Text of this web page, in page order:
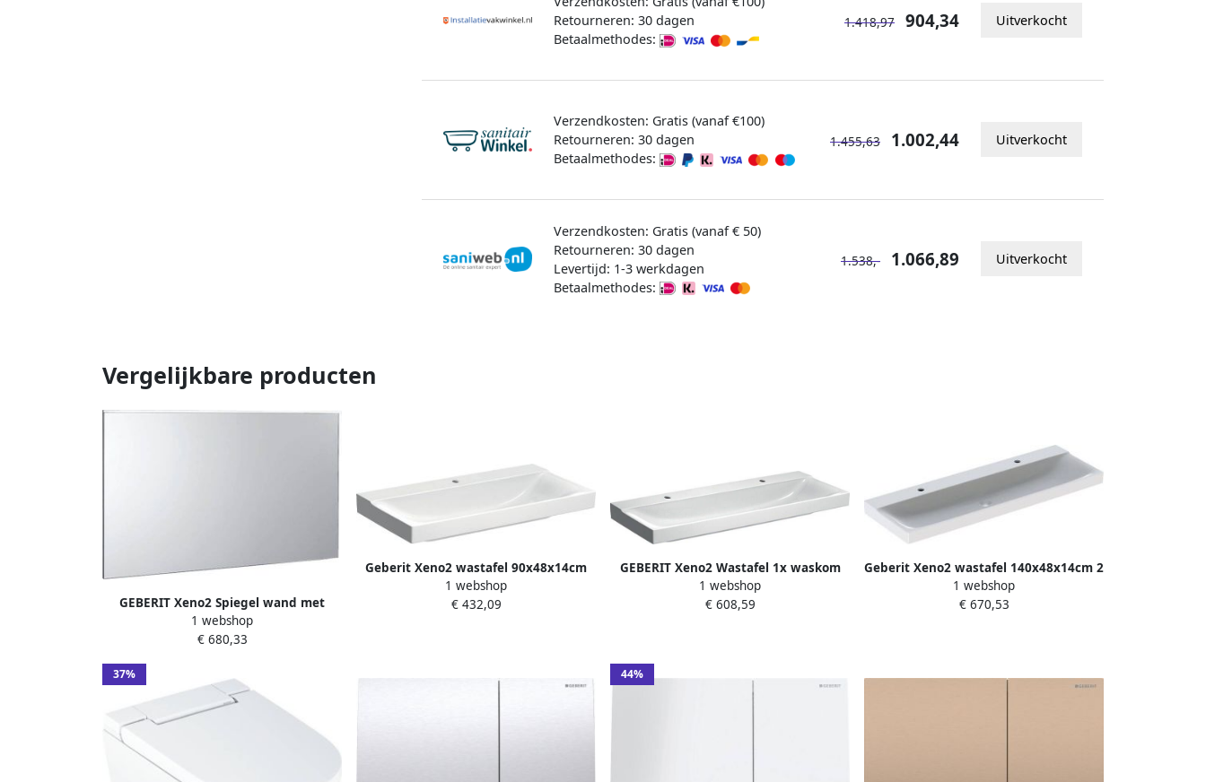
Retourneren: 30 dagen
Betaalmethodes:
1.418,97 904,34 Uitverkocht
Verzendkosten: Gratis (vanaf €100)
Retourneren: 30 dagen
Betaalmethodes:
1.455,63 1.002,44 Uitverkocht
Verzendkosten: Gratis (vanaf € 50)
Retourneren: 30 dagen
Levertijd: 1-3 werkdagen
Betaalmethodes:
1.538,- 1.066,89 Uitverkocht
Vergelijkbare producten
GEBERIT Xeno2 Spiegel wand met
indirecte verlichting 1200 x 710 x
55mm (BxHxD) zilver glas (met
1 webshop
€ 680,33
Geberit Xeno2 wastafel 90x48x14cm
met kraangat zonder overloop
KeraTect wit 500.531.01.1
1 webshop
€ 432,09
GEBERIT Xeno2 Wastafel 1x waskom
kraangat links rechts keramiek 1200 x
480 x 140mm (BxDxH) wit 500.550.01.1
1 webshop
€ 608,59
Geberit Xeno2 wastafel 140x48x14cm 2
kraangaten zonder overloop keramiek
KeraTect wit 500926001
1 webshop
€ 670,53
37% 44%